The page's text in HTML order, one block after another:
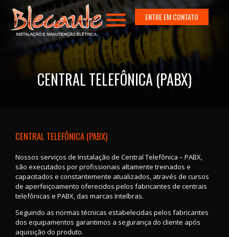
ENTRE EM CONTATO
menu
CENTRAL TELEFÔNICA (PABX)
CENTRAL TELEFÔNICA (PABX)
Nossos serviços de Instalação de Central Telefônica – PABX,
são executados por profissionais altamente treinados e
capacitados e constantemente atualizados, através de cursos
de aperfeiçoamento oferecidos pelos fabricantes de centrais
telefônicas e PABX, das marcas Intelbras.
Seguindo as normas técnicas estabelecidas pelos fabricantes
dos equipamentos garantimos a segurança do cliente após
aquisição do produto.